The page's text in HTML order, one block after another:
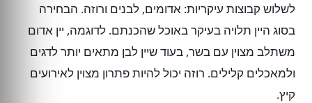
לשלוש קבוצות עיקריות: אדומים, לבנים ורוזה. הבחירה
בסוג היין תלויה בעיקר באוכל שהכנתם. לדוגמה, יין אדום
משתלב מצוין עם בשר, בעוד שיין לבן מתאים יותר לדגים
ולמאכלים קלילים. רוזה יכול להיות פתרון מצוין לאירועים
קיץ.